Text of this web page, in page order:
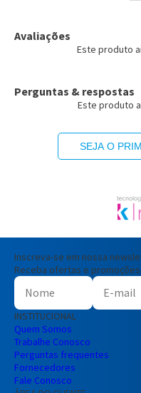
Avaliações
Este produto
Perguntas & respostas
Este produto
SEJA O
Inscreva-se em nossa
Receba ofertas e
INSTITUCIONAL
Quem Somos
Trabalhe Conosco
Perguntas frequentes
Fornecedores
Fale Conosco